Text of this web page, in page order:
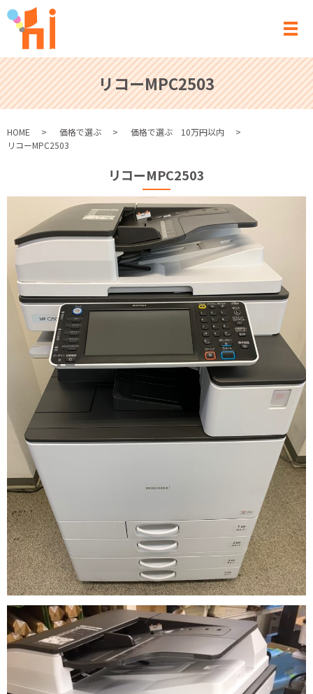
メ
リコーMPC2503
HOME 価格で選ぶ
価格で選ぶ 10万円以内
リコーMPC2503
リコーMPC2503